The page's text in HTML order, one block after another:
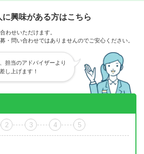
に興味がある方はこちら
わせいただけます。
・問い合わせではありませんのでご安心ください。
担当のアドバイザーより
し上げます！
2 3 4 5